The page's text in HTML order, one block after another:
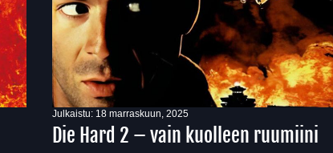
Julkaistu: 18 marraskuun, 2025
Die Hard 2 – vain kuolleen ruumiini